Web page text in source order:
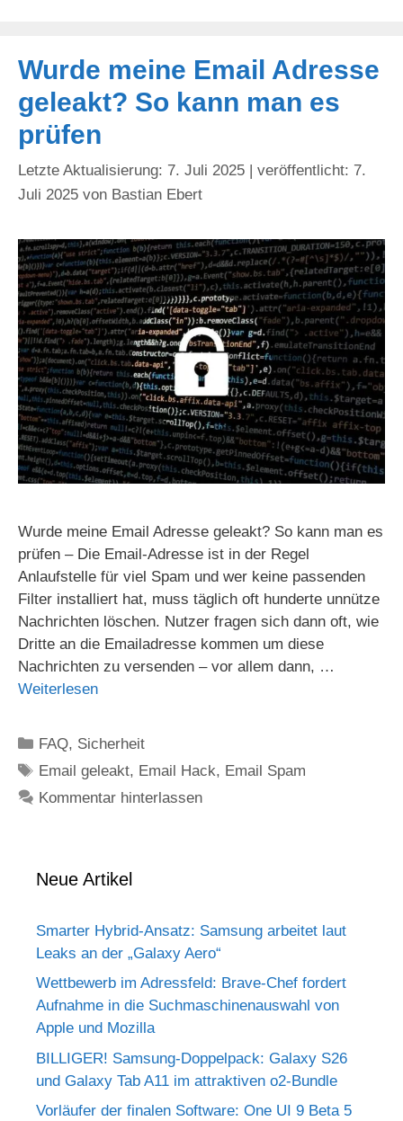
Wurde meine Email Adresse
geleakt? So kann man es
prüfen
7. Juli 2025
7.
Juli 2025 von Bastian Ebert
Wurde meine Email Adresse geleakt? So kann man es
prüfen – Die Email-Adresse ist in der Regel
Anlaufstelle für viel Spam und wer keine passenden
Filter installiert hat, muss täglich oft hunderte unnütze
Nachrichten löschen. Nutzer fragen sich dann oft, wie
Dritte an die Emailadresse kommen um diese
Nachrichten zu versenden – vor allem dann, …
Weiterlesen
Kategorien
FAQ, Sicherheit
Schlagwörter
Email geleakt, Email Hack, Email Spam
Kommentar hinterlassen
Neue Artikel
Smarter Hybrid-Ansatz: Samsung arbeitet laut
Leaks an der „Galaxy Aero“
Wettbewerb im Adressfeld: Brave-Chef fordert
Aufnahme in die Suchmaschinenauswahl von
Apple und Mozilla
BILLIGER! Samsung-Doppelpack: Galaxy S26
und Galaxy Tab A11 im attraktiven o2-Bundle
Vorläufer der finalen Software: One UI 9 Beta 5